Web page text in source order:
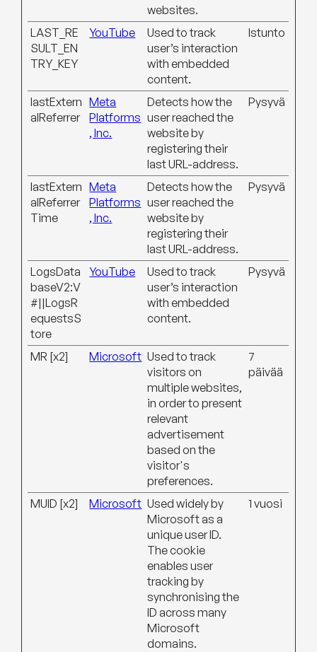
websites.
LAST_RE
SULT_EN
TRY_KEY
YouTube
Used to track
user’s interaction
with embedded
content.
Istunto
lastExtern
alReferrer
Meta
Platforms
, Inc.
Detects how the
user reached the
website by
registering their
last URL-address.
Pysyvä
lastExtern
alReferrer
Time
Meta
Platforms
, Inc.
Detects how the
user reached the
website by
registering their
last URL-address.
Pysyvä
LogsData
baseV2:V
#||LogsR
equestsS
tore
YouTube
Used to track
user’s interaction
with embedded
content.
Pysyvä
MR [x2] Microsoft Used to track
visitors on
multiple websites,
in order to present
relevant
advertisement
based on the
visitor's
preferences.
7
päivää
MUID [x2] Microsoft Used widely by
Microsoft as a
unique user ID.
The cookie
enables user
tracking by
synchronising the
ID across many
Microsoft
domains.
1 vuosi